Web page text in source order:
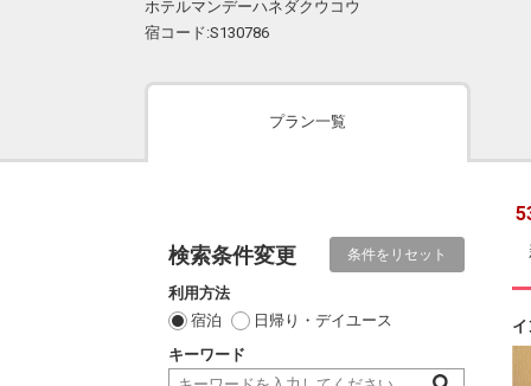
ホテルマンデーハネダクウコウ
宿コード:S130786
プラン一覧
検索条件変更 条件をリセット
利用方法
宿泊
日帰り・デイユース
キーワード